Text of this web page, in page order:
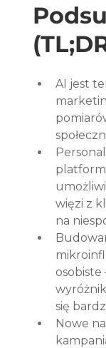
AI jest
więzi z
na
się
Nowe